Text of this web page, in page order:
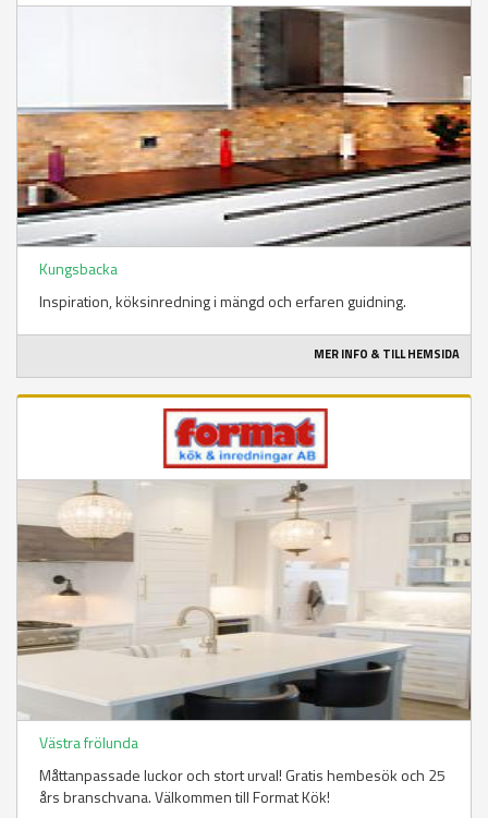
Kungsbacka
Inspiration, köksinredning i mängd och erfaren guidning.
MER INFO & TILL HEMSIDA
Västra frölunda
Måttanpassade luckor och stort urval! Gratis hembesök och 25
års branschvana. Välkommen till Format Kök!